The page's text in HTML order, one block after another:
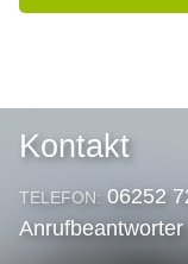
Kontakt
TELEFON: 06252